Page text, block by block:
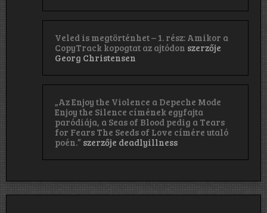
Veled is megtörténhet – 1. rész: Amikor a
CopyTrack kopogtat az ajtódon szerzője
Georg Christensen
„Az Enjoy the Violence a Depeche Mode
Enjoy the Silence címének egyfajta
paródiája, a Seas of Blood pedig a Tears
for Fears The Seeds of Love címére utaló
poén.” szerzője deadlyillness